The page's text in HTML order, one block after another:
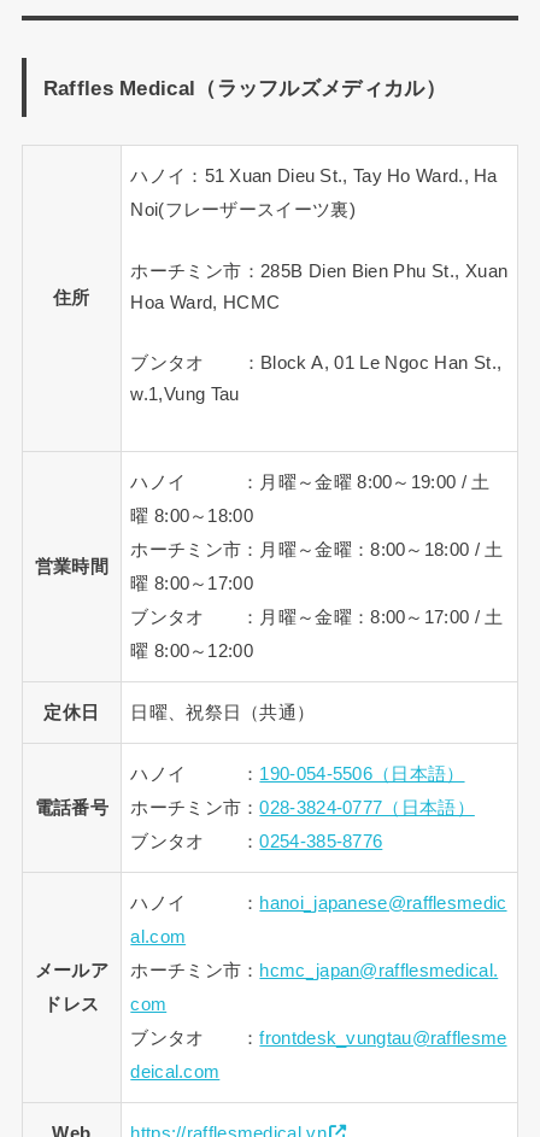
Raffles Medical（ラッフルズメディカル）
住所
ハノイ：51 Xuan Dieu St., Tay Ho Ward., Ha
Noi(フレーザースイーツ裏)
ホーチミン市：285B Dien Bien Phu St., Xuan
Hoa Ward, HCMC
ブンタオ ：Block A, 01 Le Ngoc Han St.,
w.1,Vung Tau
営業時間
ハノイ ：月曜～金曜 8:00～19:00 / 土
曜 8:00～18:00
ホーチミン市：月曜～金曜：8:00～18:00 / 土
曜 8:00～17:00
ブンタオ ：月曜～金曜：8:00～17:00 / 土
曜 8:00～12:00
定休日 日曜、祝祭日（共通）
電話番号
ハノイ ： 190-054-5506（日本語）
ホーチミン市：028-3824-0777（日本語）
ブンタオ ：0254-385-8776
メールア
ドレス
ハノイ ： hanoi_japanese@rafflesmedic
al.com
ホーチミン市： hcmc_japan@rafflesmedical.
com
ブンタオ ：frontdesk_vungtau@rafflesme
deical.com